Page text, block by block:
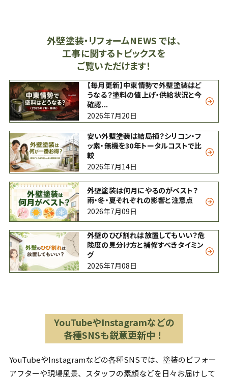
外壁塗装・リフォームNEWS では、
工事に関するトピックスを
ご覧いただけます！
【毎月更新】中東情勢で外壁塗装はど
うなる？塗料の値上げ・供給状況と今
確認...
2026年7月20日
安い外壁塗装は結局損？シリコン・フ
ッ素・無機を30年トータルコストで比
較
2026年7月14日
外壁塗装は何月にやるのがベスト？
雨・冬・夏それぞれの影響と注意点
2026年7月09日
外壁のひび割れは放置してもいい？危
険度の見分け方と補修すべきタイミン
グ
2026年7月08日
YouTubeやInstagramなどの
各種SNSも鋭意更新中！
YouTubeやInstagramなどの各種SNSでは、塗装のビフォー
アフターや現場風景、スタッフの素顔などを日々お届けして